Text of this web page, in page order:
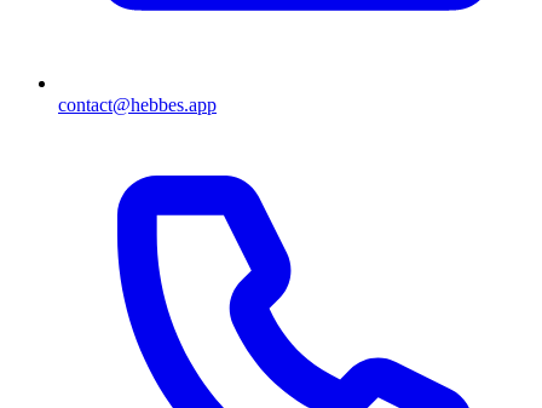
contact@hebbes.app